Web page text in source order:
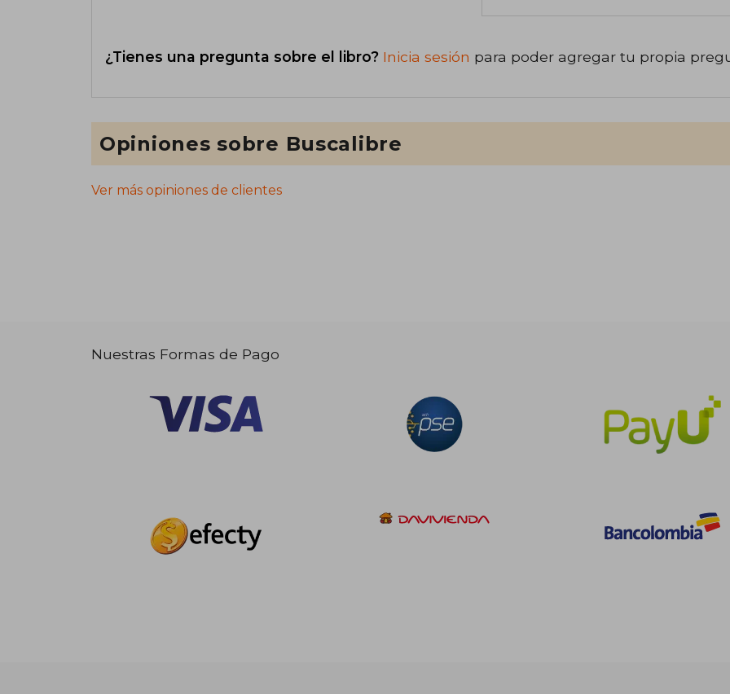
¿Tienes una pregunta sobre el libro? Inicia sesión para poder agregar tu propia
Opiniones sobre Buscalibre
Ver más opiniones de clientes
Nuestras Formas de Pago